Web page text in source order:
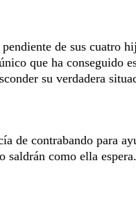
de sus cuatro
que ha conseguido
su verdadera
de contrabando para
saldrán como ella espera.